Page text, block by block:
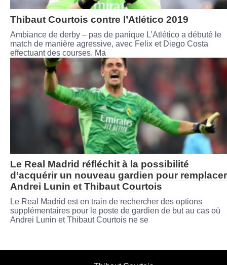
Thibaut Courtois contre l’Atlético 2019
Ambiance de derby – pas de panique L’Atlético a débuté le
match de manière agressive, avec Felix et Diego Costa
effectuant des courses. Ma
Le Real Madrid réfléchit à la possibilité
d’acquérir un nouveau gardien pour remplacer
Andrei Lunin et Thibaut Courtois
Le Real Madrid est en train de rechercher des options
supplémentaires pour le poste de gardien de but au cas où
Andrei Lunin et Thibaut Courtois ne se